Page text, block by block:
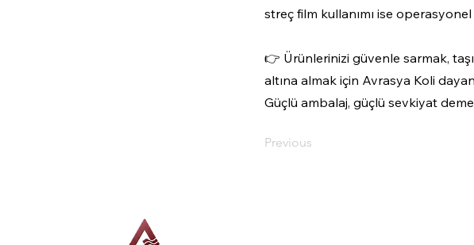
streç film kullanımı ise operasyonel
👉 Ürünlerinizi güvenle sarmak,
altına almak için Avrasya Koli
Güçlü ambalaj, güçlü sevkiyat
Previous